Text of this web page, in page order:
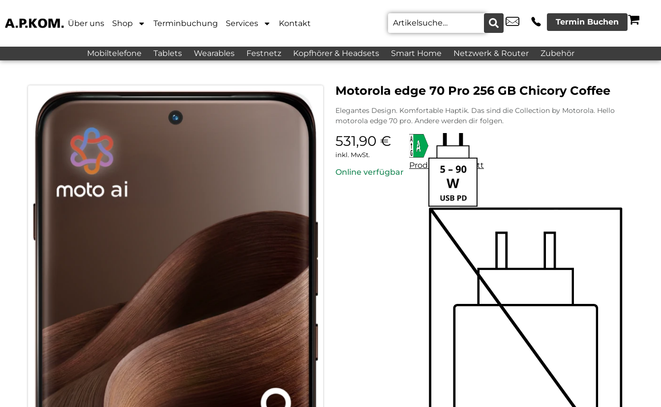
Über uns Shop Terminbuchung Services Kontakt Termin Buchen
Mobiltelefone Tablets Wearables Festnetz Kopfhörer & Headsets Smart Home Netzwerk & Router Zubehör
Motorola edge 70 Pro 256 GB Chicory Coffee
Elegantes Design. Komfortable Haptik. Das sind die Collection by Motorola. Hello
motorola edge 70 pro. Andere werden dir folgen.
531,90 €
inkl. MwSt.
Online verfügbar
Produktdatenblatt